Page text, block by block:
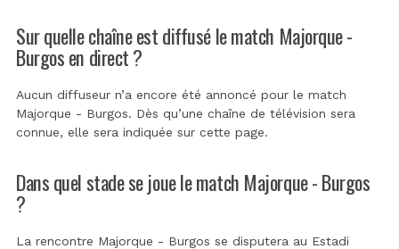
Sur quelle chaîne est diffusé le match Majorque -
Burgos en direct ?
Aucun diffuseur n’a encore été annoncé pour le match
Majorque - Burgos. Dès qu’une chaîne de télévision sera
connue, elle sera indiquée sur cette page.
Dans quel stade se joue le match Majorque - Burgos
?
La rencontre Majorque - Burgos se disputera au Estadi